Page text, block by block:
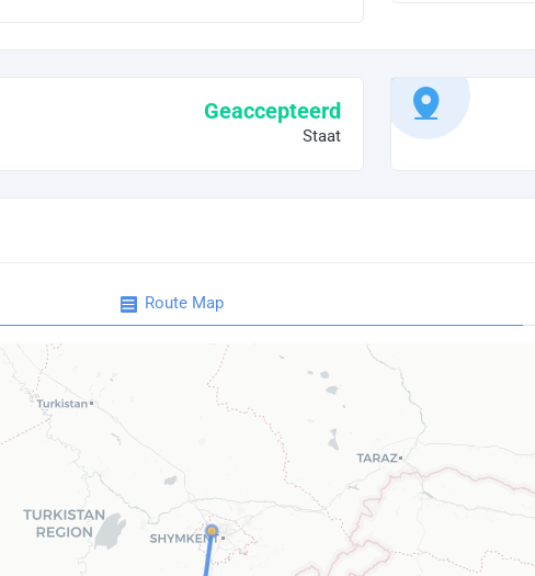
Geaccepteerd
Staat
Route Map